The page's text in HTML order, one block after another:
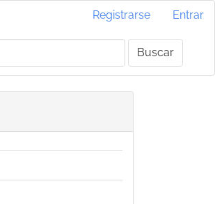
Registrarse Entrar
Buscar